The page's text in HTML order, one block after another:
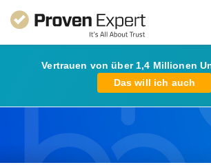
Vertrauen von über 1,4 Millionen
Das will ich auch